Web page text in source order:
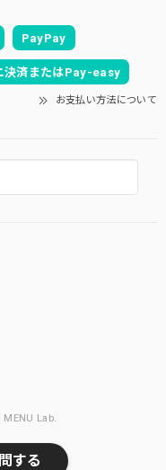
PayPay
決済またはPay-easy
お支払い方法について
MENU Lab.
する